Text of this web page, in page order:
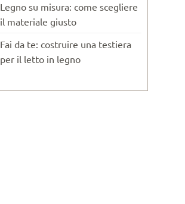
Legno su misura: come scegliere
il materiale giusto
Fai da te: costruire una testiera
per il letto in legno